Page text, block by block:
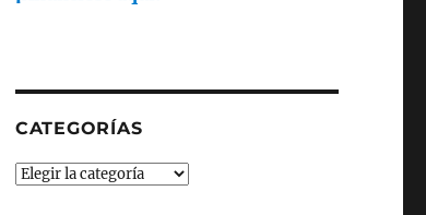
CATEGORÍAS
Categorías